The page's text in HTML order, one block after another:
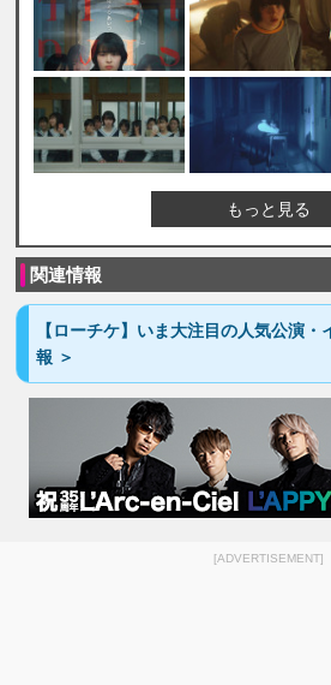
もっと見る
関連情報
【ローチケ】いま大注目の人気公演
報 ＞
[ADVERTISEMENT]